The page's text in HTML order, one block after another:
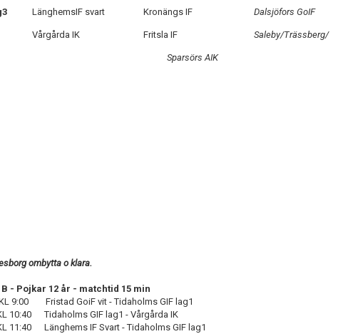
LänghemsIF svart Kronängs IF Dalsjöfors GoIF
Vårgårda IK Fritsla IF Saleby/Trässberg/
Sparsörs AIK
ombytta o klara.
- Pojkar 12 år - matchtid 15 min
9:00 Fristad GoiF vit - Tidaholms GIF lag1
10:40 Tidaholms GIF lag1 - Vårgårda IK
11:40 Länghems IF Svart - Tidaholms GIF lag1